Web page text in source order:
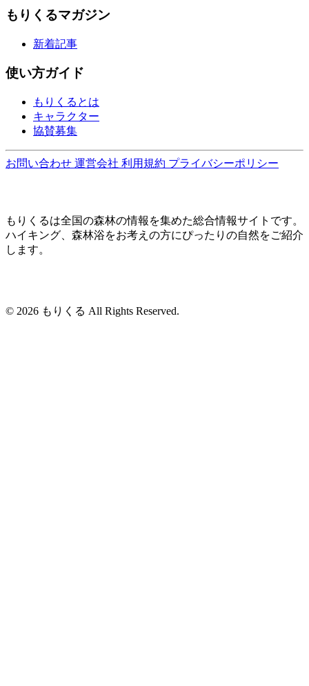
もりくるマガジン
新着記事
使い方ガイド
もりくるとは
キャラクター
協賛募集
お問い合わせ 運営会社 利用規約 プライバシーポリシー
もりくるは全国の森林の情報を集めた総合情報サイトです。
ハイキング、森林浴をお考えの方にぴったりの自然をご紹介
します。
© 2026 もりくる All Rights Reserved.